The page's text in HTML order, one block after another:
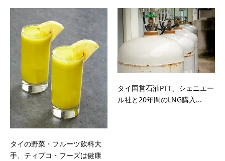
タイの野菜・フルーツ飲料大
手、ティプコ・フーズは健康
タイ国営石油PTT、シェニエー
ル社と20年間のLNG購入...